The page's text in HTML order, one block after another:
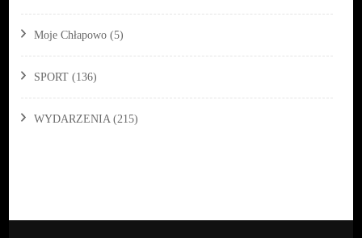
Moje Chłapowo (5)
SPORT (136)
WYDARZENIA (215)